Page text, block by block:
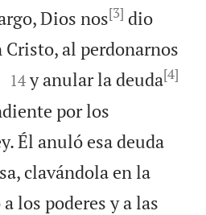
Dios nos[3] dio
al perdonarnos


14 y anular la deuda[4]
por los
Él anuló esa deuda
clavándola en la
los poderes y a las